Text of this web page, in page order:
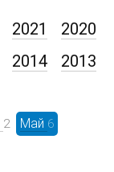
2021
2020
2 Май 6
2014
2013